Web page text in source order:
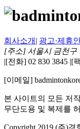
회사소개 | 광고·제휴
[주소] 서울시 금천구
|[전화] 02 830 3845 |[
[이메일]
본 사이트의 모든 저
무단도용 및 복제를
Copyright 2019 (주)경